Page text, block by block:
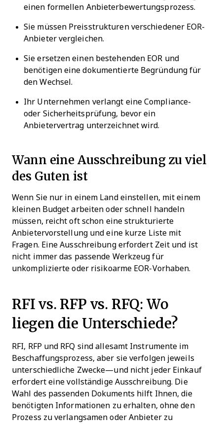
einen formellen Anbieterbewertungsprozess.
Sie müssen Preisstrukturen verschiedener EOR-
Anbieter vergleichen.
Sie ersetzen einen bestehenden EOR und
benötigen eine dokumentierte Begründung für
den Wechsel.
Ihr Unternehmen verlangt eine Compliance-
oder Sicherheitsprüfung, bevor ein
Anbietervertrag unterzeichnet wird.
Wann eine Ausschreibung zu viel
des Guten ist
Wenn Sie nur in einem Land einstellen, mit einem
kleinen Budget arbeiten oder schnell handeln
müssen, reicht oft schon eine strukturierte
Anbietervorstellung und eine kurze Liste mit
Fragen. Eine Ausschreibung erfordert Zeit und ist
nicht immer das passende Werkzeug für
unkomplizierte oder risikoarme EOR-Vorhaben.
RFI vs. RFP vs. RFQ: Wo
liegen die Unterschiede?
RFI, RFP und RFQ sind allesamt Instrumente im
Beschaffungsprozess, aber sie verfolgen jeweils
unterschiedliche Zwecke—und nicht jeder Einkauf
erfordert eine vollständige Ausschreibung. Die
Wahl des passenden Dokuments hilft Ihnen, die
benötigten Informationen zu erhalten, ohne den
Prozess zu verlangsamen oder Anbieter zu